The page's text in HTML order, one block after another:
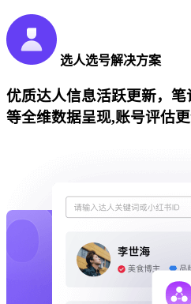
选人选号解决方案
优质达人信息活跃更新，
等全维数据呈现,账号评估更